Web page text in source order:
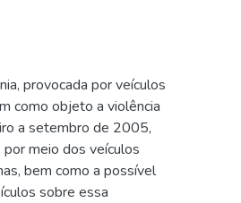
provocada por veículos
como objeto a violência
a setembro de 2005,
meio dos veículos
bem como a possível
sobre essa